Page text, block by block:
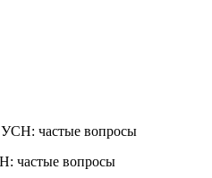
частые вопросы